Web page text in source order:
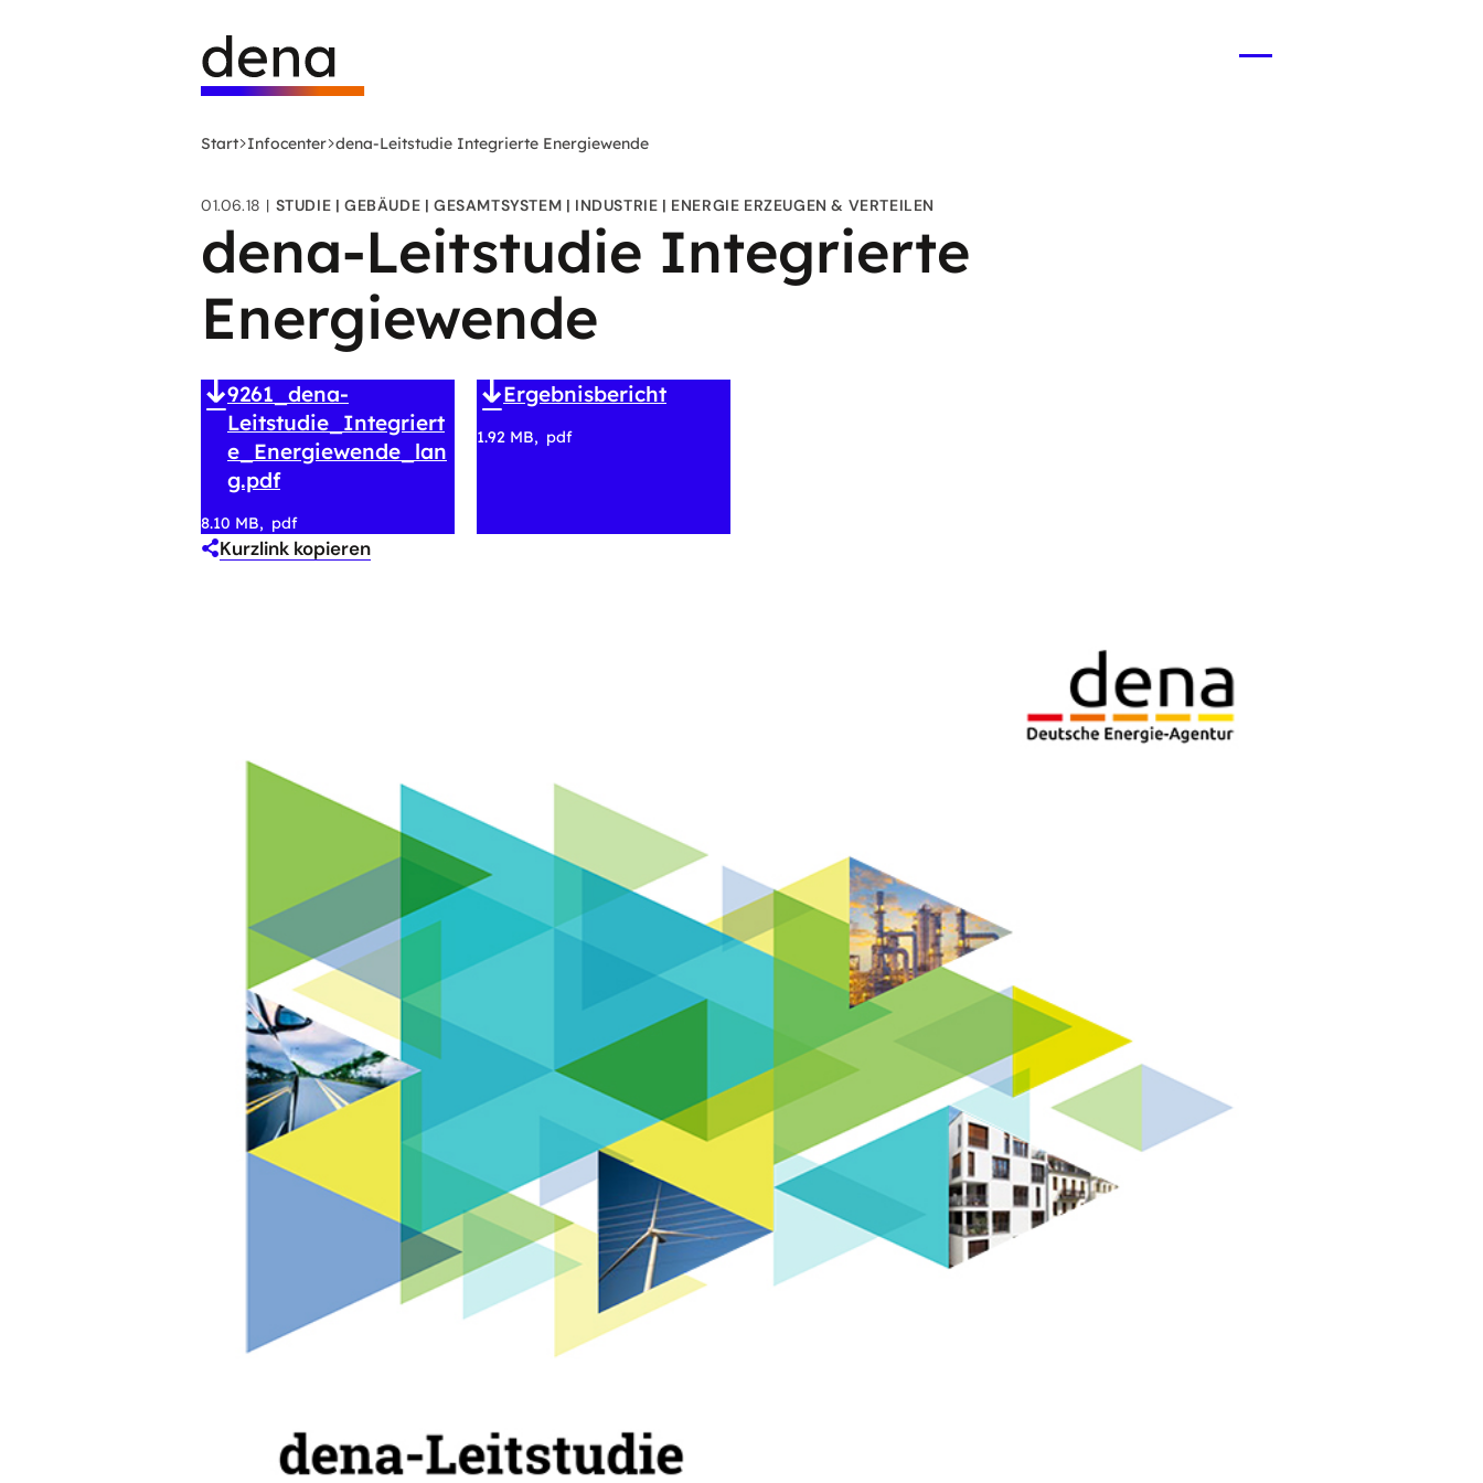
Deutsche
Energie-
Agentur
-
Startseite
Start Infocenter dena-Leitstudie Integrierte Energiewende
01.06.18 STUDIE GEBÄUDE GESAMTSYSTEM INDUSTRIE ENERGIE ERZEUGEN & VERTEILEN
dena-Leitstudie Integrierte
Energiewende
9261_dena-
Leitstudie_Integriert
e_Energiewende_lan
g.pdf
8.10 MB pdf
Ergebnisbericht
1.92 MB pdf
Kurzlink kopieren
Die dena-Leitstudie Integrierte Energiewende entwickelt und vergleicht für das Energiesystem in
Deutschland Transformationspfade zur Erreichung der klimapolitischen Ziele bis 2050. Sie verfolgt
einen innovativen, sektorübergreifenden Szenarioansatz. Zugleich baut sie auf dem Branchenwissen
von über 60 Studienpartnern aus allen relevanten Sektoren und dem kontinuierlichen Austausch mit
wesentlichen Akteuren aus Politik, Gesellschaft und Wissenschaft auf. Ziel ist es, die
energiewirtschaftlichen Analysen durch Einschätzungen zu Umsetzungsherausforderungen und
gesellschaftliche Fragestellungen zu überprüfen und zu ergänzen.
Teil A: Ergebnisbericht und Handlungsempfehlungen (dena)
Teil B: Gutachterbericht (ewi Energy Research & Scenarios gGmbH) Die dena-Leitstudie Integrierte
Energiewende entwickelt und vergleicht für das Energiesystem in Deutschland
über 60 Studienpartnern aus allen relevanten Sektoren und dem kontinuierlichen Austausch mit
wesentlichen Akteuren aus Politik, Gesellschaft und Wissenschaft auf. Ziel ist es, die